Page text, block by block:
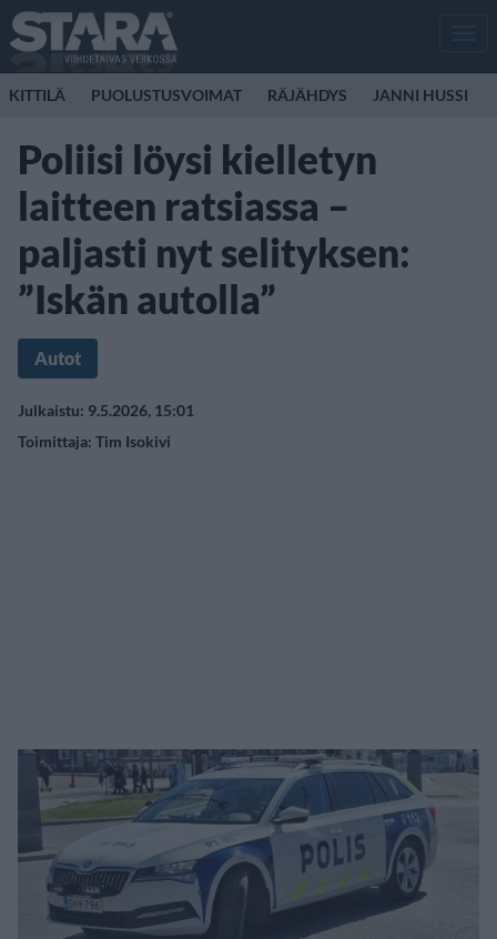
KITTILÄ PUOLUSTUSVOIMAT RÄJÄHDYS JANNI HUSSI
Poliisi löysi kielletyn
laitteen ratsiassa –
paljasti nyt selityksen:
”Iskän autolla”
Autot
Julkaistu: 9.5.2026, 15:01
Toimittaja: Tim Isokivi